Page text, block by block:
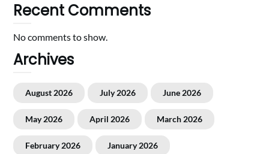
Recent Comments
No comments to show.
Archives
August 2026 July 2026 June 2026
May 2026 April 2026 March 2026
February 2026 January 2026